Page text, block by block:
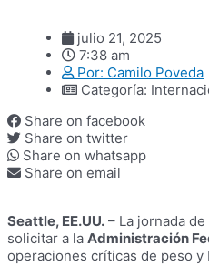
julio 21, 2025
7:38 am
Por: Camilo Poveda
Categoría:
Share on facebook
Share on twitter
Share on whatsapp
Share on email
Seattle, EE.UU. – La jornada
solicitar a la Administración
operaciones críticas de peso y